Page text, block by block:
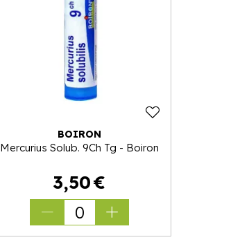
BOIRON
Mercurius Solub. 9Ch Tg - Boiron
3,50€
0